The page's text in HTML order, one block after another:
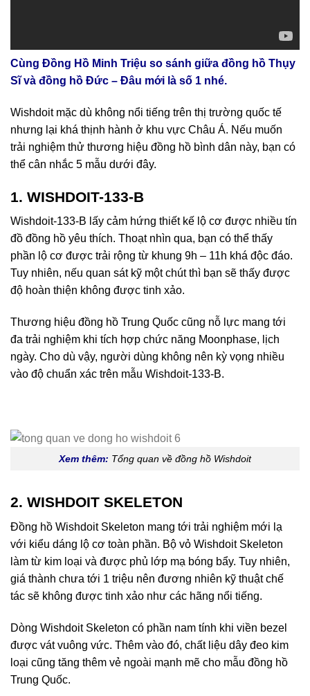
Cùng Đồng Hồ Minh Triệu so sánh giữa đồng hồ Thụy
Sĩ và đồng hồ Đức – Đâu mới là số 1 nhé.
Wishdoit mặc dù không nổi tiếng trên thị trường quốc tế
nhưng lại khá thịnh hành ở khu vực Châu Á. Nếu muốn
trải nghiệm thử thương hiệu đồng hồ bình dân này, bạn có
thể cân nhắc 5 mẫu dưới đây.
1. WISHDOIT-133-B
Wishdoit-133-B lấy cảm hứng thiết kế lộ cơ được nhiều tín
đồ đồng hồ yêu thích. Thoạt nhìn qua, bạn có thể thấy
phần lộ cơ được trải rộng từ khung 9h – 11h khá độc đáo.
Tuy nhiên, nếu quan sát kỹ một chút thì bạn sẽ thấy được
độ hoàn thiện không được tinh xảo.
Thương hiệu đồng hồ Trung Quốc cũng nỗ lực mang tới
đa trải nghiệm khi tích hợp chức năng Moonphase, lịch
ngày. Cho dù vậy, người dùng không nên kỳ vọng nhiều
vào độ chuẩn xác trên mẫu Wishdoit-133-B.
Xem thêm: Tổng quan về đồng hồ Wishdoit
2. WISHDOIT SKELETON
Đồng hồ Wishdoit Skeleton mang tới trải nghiệm mới lạ
với kiểu dáng lộ cơ toàn phần. Bộ vỏ Wishdoit Skeleton
làm từ kim loại và được phủ lớp mạ bóng bẩy. Tuy nhiên,
giá thành chưa tới 1 triệu nên đương nhiên kỹ thuật chế
tác sẽ không được tinh xảo như các hãng nổi tiếng.
Dòng Wishdoit Skeleton có phần nam tính khi viền bezel
được vát vuông vức. Thêm vào đó, chất liệu dây đeo kim
loại cũng tăng thêm vẻ ngoài mạnh mẽ cho mẫu đồng hồ
Trung Quốc.